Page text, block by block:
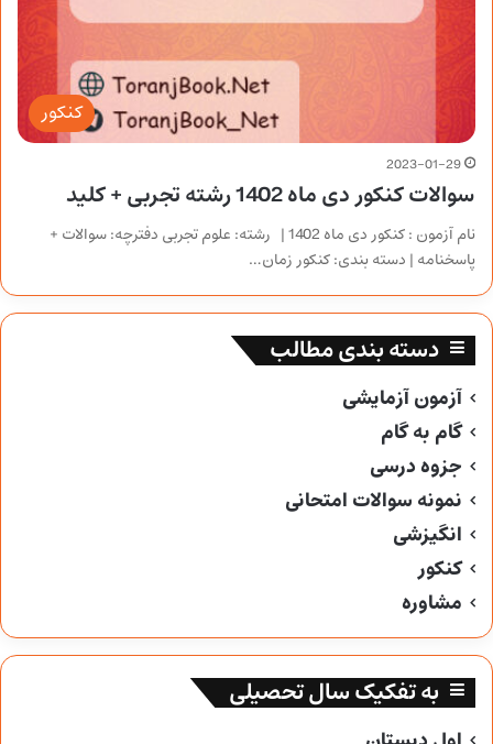
کنکور
2023-01-29
سوالات کنکور دی ماه 1402 رشته تجربی + کلید
نام آزمون : کنکور دی ماه 1402 | رشته: علوم تجربی دفترچه: سوالات +
پاسخنامه | دسته بندی: کنکور زمان…
دسته بندی مطالب
آزمون آزمایشی
گام به گام
جزوه درسی
نمونه سوالات امتحانی
انگیزشی
کنکور
مشاوره
به تفکیک سال تحصیلی